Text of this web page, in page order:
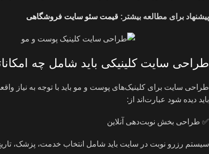
پیشنهاد برای مطالعه بیشتر: قیمت سئو سایت فروشگاهی
طراحی سایت کلینیکی باید شامل چه
طراحی سایت برای کلینیک‌های پوست و مو باید با توجه به نیاز
باید دیده شود عبارت‌اند از:
✅ طراحی بخش نوبت‌دهی آنلاین
سیستم رزرو نوبت در سایت باید شامل انتخاب خدمت، پزشک،